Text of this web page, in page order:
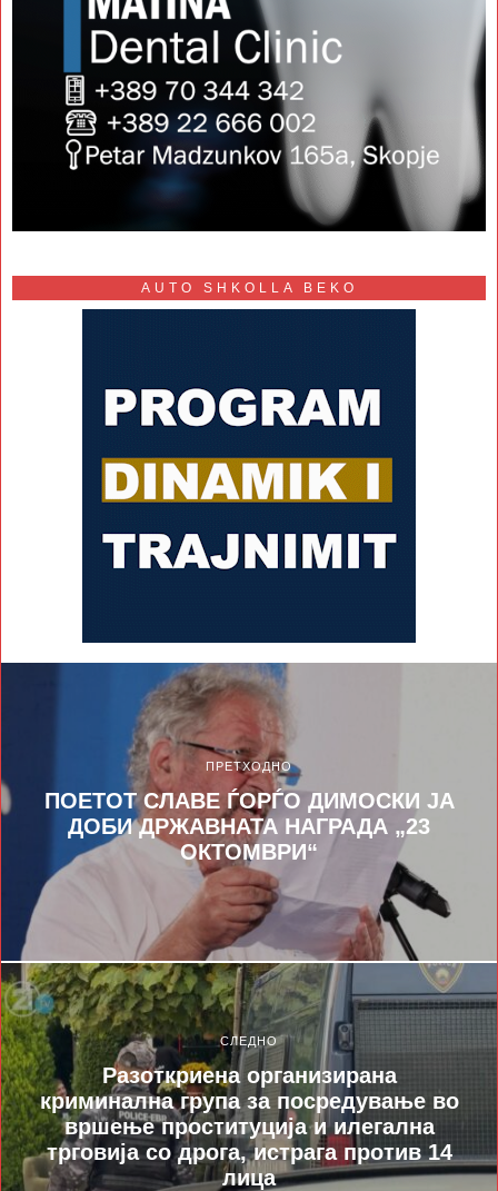
AUTO SHKOLLA BEKO
ПРЕТХОДНО
ПОЕТОТ СЛАВЕ ЃОРЃО ДИМОСКИ ЈА
ДОБИ ДРЖАВНАТА НАГРАДА „23
ОКТОМВРИ“
СЛЕДНО
Разоткриена организирана
криминална група за посредување во
вршење проституција и илегална
трговија со дрога, истрага против 14
лица